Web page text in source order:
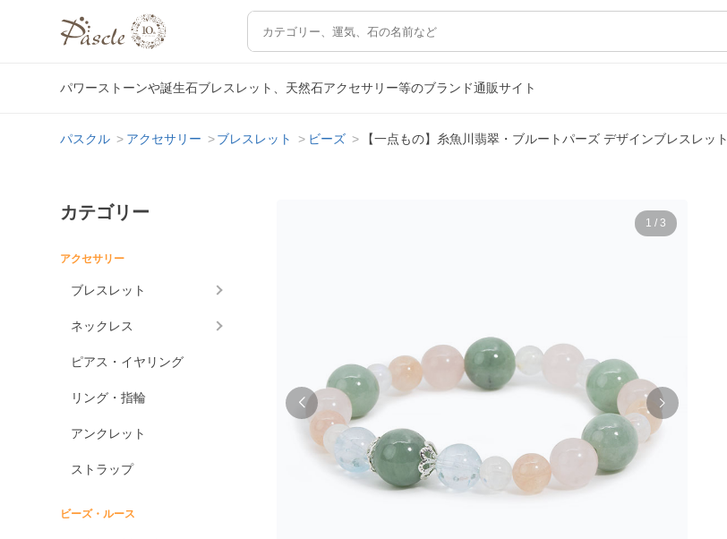
パワーストーンや誕生石ブレスレット、天然石アクセサリー等のブランド通販サイト
パスクル アクセサリー ブレスレット ビーズ 【一点もの】糸魚川翡翠・ブルートパーズ デザインブレスレット
カテゴリー
アクセサリー
ブレスレット
ネックレス
ピアス・イヤリング
リング・指輪
アンクレット
ストラップ
ビーズ・ルース
1 / 3